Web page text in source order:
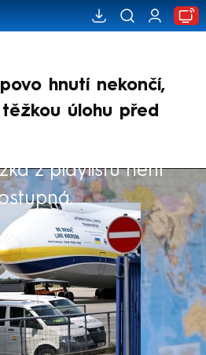
hnutí nekončí,
úlohu před
z playlistu není